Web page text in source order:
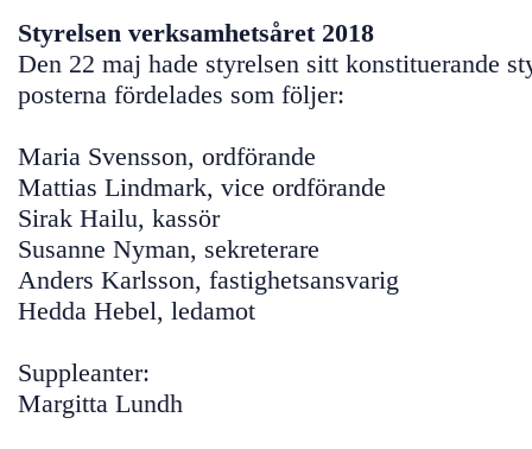
Styrelsen verksamhetsåret 2018
Den 22 maj hade styrelsen sitt konstituerande
posterna fördelades som följer:
Maria Svensson, ordförande
Mattias Lindmark, vice ordförande
Sirak Hailu, kassör
Susanne Nyman, sekreterare
Anders Karlsson, fastighetsansvarig
Hedda Hebel, ledamot
Suppleanter:
Margitta Lundh